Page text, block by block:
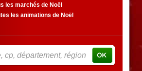
les marchés de Noël
les animations de Noël